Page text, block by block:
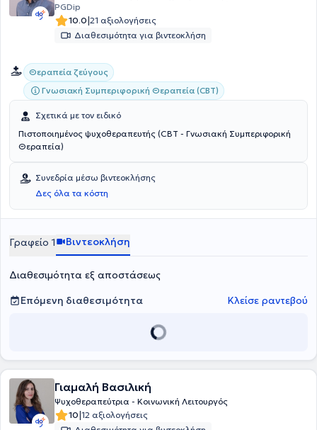
PGDip
10.0|21 αξιολογήσεις
Διαθεσιμότητα για βιντεοκλήση
Θεραπεία ζεύγους
Γνωσιακή Συμπεριφορική Θεραπεία (CBT)
Σχετικά με τον ειδικό
Πιστοποιημένος ψυχοθεραπευτής (CBT - Γνωσιακή Συμπεριφορική
Θεραπεία)
Συνεδρία μέσω βιντεοκλήσης
Δες όλα τα κόστη
Γραφείο 1 Βιντεοκλήση
Διαθεσιμότητα εξ αποστάσεως
Επόμενη διαθεσιμότητα
Κλείσε ραντεβού
Γιαμαλή Βασιλική
Ψυχοθεραπεύτρια - Κοινωνική Λειτουργός
10|12 αξιολογήσεις